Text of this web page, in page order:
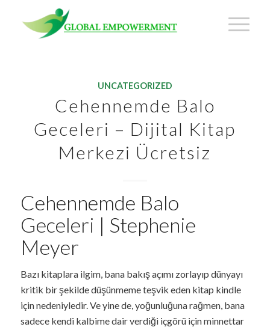
UNCATEGORIZED
Cehennemde Balo
Geceleri – Dijital Kitap
Merkezi Ücretsiz
Cehennemde Balo
Geceleri | Stephenie
Meyer
Bazı kitaplara ilgim, bana bakış açımı zorlayıp dünyayı
kritik bir şekilde düşünmeme teşvik eden kitap kindle
için nedeniyledir. Ve yine de, yoğunluğuna rağmen, bana
sadece kendi kalbime dair verdiği içgörü için minnettar